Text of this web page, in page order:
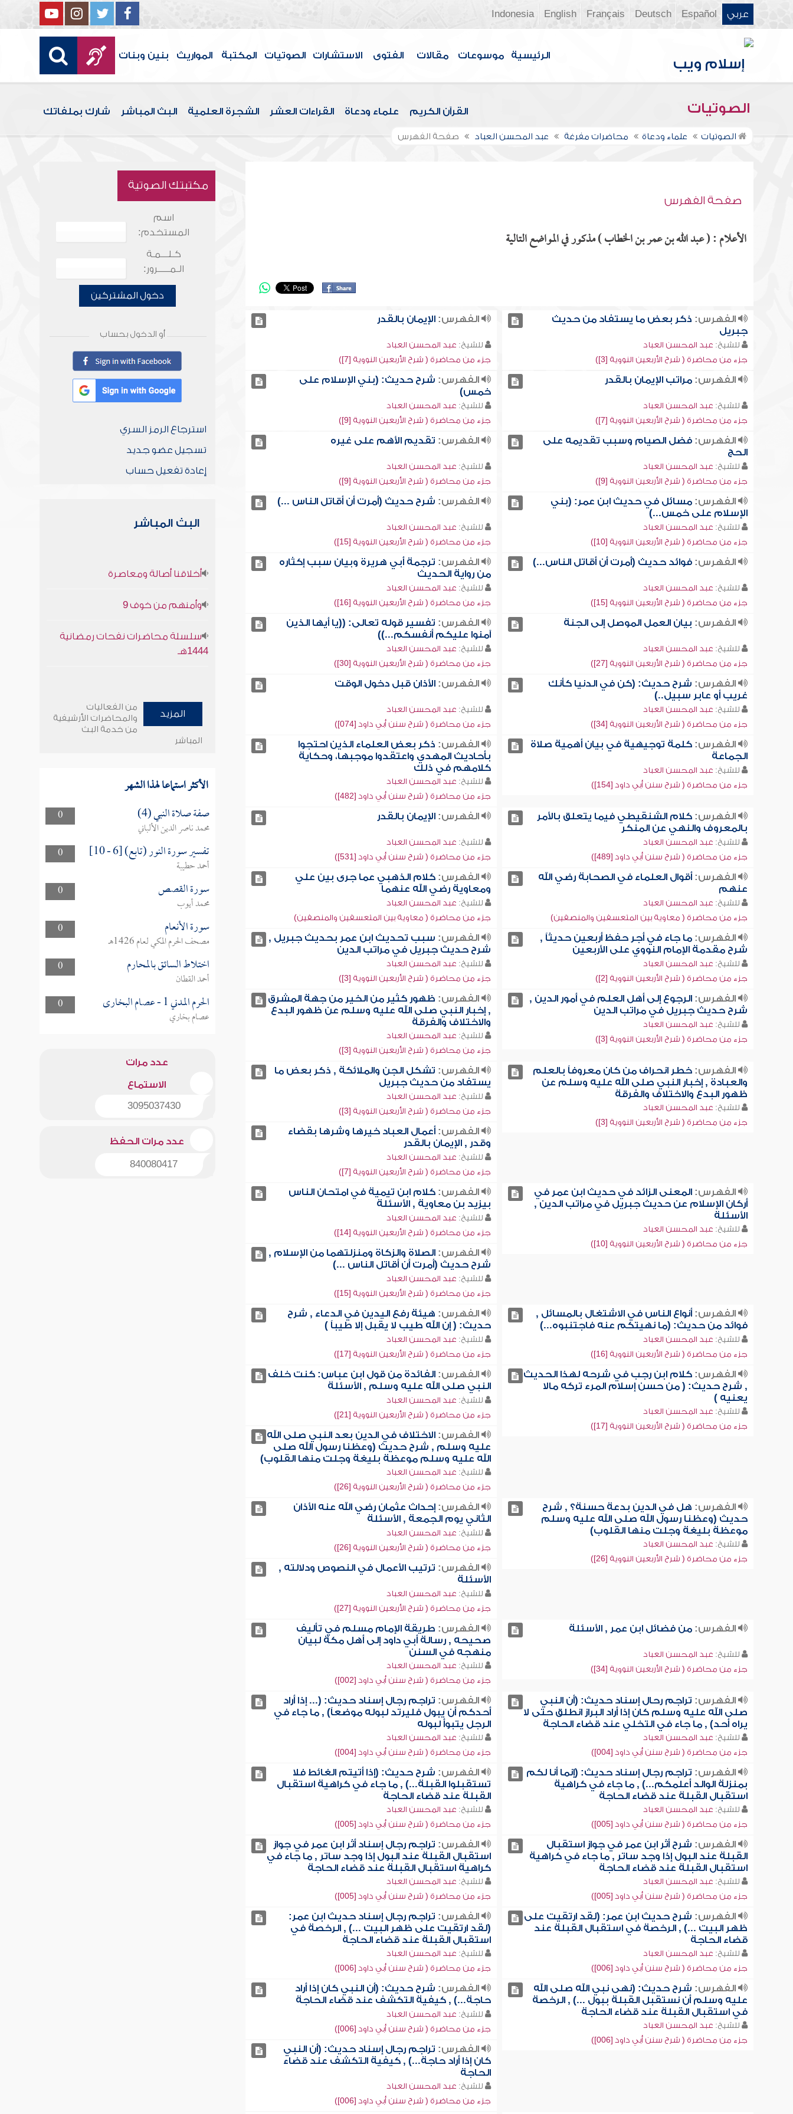
عربي Español
Deutsch
Français
English
Indonesia
الرئيسية موسوعات مقالات الفتوى الاستشارات الصوتيات المكتبة المواريث بنين وبنات
الصوتيات القرآن الكريم علماء ودعاة القراءات العشر الشجرة العلمية البث المباشر شارك بملفاتك
الصوتيات علماء ودعاة محاضرات مفرغة عبد المحسن العباد صفحة الفهرس
صفحة الفهرس
الأعلام : ( عبد الله بن عمر بن الخطاب ) مذكور في المواضع التالية
الفهرس: ذكر بعض ما يستفاد من حديث
جبريل
للشيخ: عبد المحسن العباد
جزء من محاضرة ( شرح الأربعين النووية [3])
الفهرس: الإيمان بالقدر
للشيخ: عبد المحسن العباد
جزء من محاضرة ( شرح الأربعين النووية [7])
الفهرس:مراتب الإيمان بالقدر
للشيخ: عبد المحسن العباد
جزء من محاضرة ( شرح الأربعين النووية [7])
الفهرس: شرح حديث: (بني الإسلام على
خمس)
للشيخ: عبد المحسن العباد
جزء من محاضرة ( شرح الأربعين النووية [9])
الفهرس:فضل الصيام وسبب تقديمه على
الحج
للشيخ: عبد المحسن العباد
جزء من محاضرة ( شرح الأربعين النووية [9])
الفهرس: تقديم الأهم على غيره
للشيخ: عبد المحسن العباد
جزء من محاضرة ( شرح الأربعين النووية [9])
الفهرس:مسائل في حديث ابن عمر: (بني
الإسلام على خمس...)
للشيخ: عبد المحسن العباد
جزء من محاضرة ( شرح الأربعين النووية [10])
الفهرس: شرح حديث (أمرت أن أقاتل الناس ...)
للشيخ: عبد المحسن العباد
جزء من محاضرة ( شرح الأربعين النووية [15])
الفهرس:فوائد حديث (أمرت أن أقاتل الناس...)
للشيخ: عبد المحسن العباد
جزء من محاضرة ( شرح الأربعين النووية [15])
الفهرس: ترجمة أبي هريرة وبيان سبب إكثاره
من رواية الحديث
للشيخ: عبد المحسن العباد
جزء من محاضرة ( شرح الأربعين النووية [16])
الفهرس: بيان العمل الموصل إلى الجنة
للشيخ: عبد المحسن العباد
جزء من محاضرة ( شرح الأربعين النووية [27])
الفهرس: تفسير قوله تعالى: ((يا أيها الذين
آمنوا عليكم أنفسكم...))
للشيخ: عبد المحسن العباد
جزء من محاضرة ( شرح الأربعين النووية [30])
الفهرس: شرح حديث: (كن في الدنيا كأنك
غريب أو عابر سبيل..)
للشيخ: عبد المحسن العباد
جزء من محاضرة ( شرح الأربعين النووية [34])
الفهرس: الأذان قبل دخول الوقت
للشيخ: عبد المحسن العباد
جزء من محاضرة ( شرح سنن أبي داود [074])
الفهرس:كلمة توجيهية في بيان أهمية صلاة
الجماعة
للشيخ: عبد المحسن العباد
جزء من محاضرة ( شرح سنن أبي داود [154])
الفهرس: ذكر بعض العلماء الذين احتجوا
بأحاديث المهدي واعتقدوا موجبها، وحكاية
كلامهم في ذلك
للشيخ: عبد المحسن العباد
جزء من محاضرة ( شرح سنن أبي داود [482])
الفهرس:كلام الشنقيطي فيما يتعلق بالأمر
بالمعروف والنهي عن المنكر
للشيخ: عبد المحسن العباد
جزء من محاضرة ( شرح سنن أبي داود [489])
الفهرس: الإيمان بالقدر
للشيخ: عبد المحسن العباد
جزء من محاضرة ( شرح سنن أبي داود [531])
الفهرس:أقوال العلماء في الصحابة رضي الله
عنهم
للشيخ: عبد المحسن العباد
جزء من محاضرة ( معاوية بين المتعسفين والمنصفين)
الفهرس: كلام الذهبي عما جرى بين علي
ومعاوية رضي الله عنهما
للشيخ: عبد المحسن العباد
جزء من محاضرة ( معاوية بين المتعسفين والمنصفين)
الفهرس:ما جاء في أجر حفظ أربعين حديثاً ,
شرح مقدمة الإمام النووي على الأربعين
للشيخ: عبد المحسن العباد
جزء من محاضرة ( شرح الأربعين النووية [2])
الفهرس: سبب تحديث ابن عمر بحديث جبريل ,
شرح حديث جبريل في مراتب الدين
للشيخ: عبد المحسن العباد
جزء من محاضرة ( شرح الأربعين النووية [3])
الفهرس:الرجوع إلى أهل العلم في أمور الدين ,
شرح حديث جبريل في مراتب الدين
للشيخ: عبد المحسن العباد
جزء من محاضرة ( شرح الأربعين النووية [3])
الفهرس: ظهور كثير من الخير من جهة المشرق
, إخبار النبي صلى الله عليه وسلم عن ظهور البدع
والاختلاف والفرقة
للشيخ: عبد المحسن العباد
جزء من محاضرة ( شرح الأربعين النووية [3])
الفهرس:خطر انحراف من كان معروفاً بالعلم
والعبادة , إخبار النبي صلى الله عليه وسلم عن
ظهور البدع والاختلاف والفرقة
للشيخ: عبد المحسن العباد
جزء من محاضرة ( شرح الأربعين النووية [3])
الفهرس: تشكل الجن والملائكة , ذكر بعض ما
يستفاد من حديث جبريل
للشيخ: عبد المحسن العباد
جزء من محاضرة ( شرح الأربعين النووية [3])
الفهرس: أعمال العباد خيرها وشرها بقضاء
وقدر , الإيمان بالقدر
للشيخ: عبد المحسن العباد
جزء من محاضرة ( شرح الأربعين النووية [7])
الفهرس:المعنى الزائد في حديث ابن عمر في
أركان الإسلام عن حديث جبريل في مراتب الدين ,
الأسئلة
للشيخ: عبد المحسن العباد
جزء من محاضرة ( شرح الأربعين النووية [10])
الفهرس: كلام ابن تيمية في امتحان الناس
بيزيد بن معاوية , الأسئلة
للشيخ: عبد المحسن العباد
جزء من محاضرة ( شرح الأربعين النووية [14])
الفهرس: الصلاة والزكاة ومنزلتهما من الإسلام ,
شرح حديث (أمرت أن أقاتل الناس ...)
للشيخ: عبد المحسن العباد
جزء من محاضرة ( شرح الأربعين النووية [15])
الفهرس:أنواع الناس في الاشتغال بالمسائل ,
فوائد من حديث: (ما نهيتكم عنه فاجتنبوه...)
للشيخ: عبد المحسن العباد
جزء من محاضرة ( شرح الأربعين النووية [16])
الفهرس: هيئة رفع اليدين في الدعاء , شرح
حديث: ( إن الله طيب لا يقبل إلا طيباً )
للشيخ: عبد المحسن العباد
جزء من محاضرة ( شرح الأربعين النووية [17])
الفهرس:كلام ابن رجب في شرحه لهذا الحديث
, شرح حديث: ( من حسن إسلام المرء تركه مالا
يعنيه )
للشيخ: عبد المحسن العباد
جزء من محاضرة ( شرح الأربعين النووية [17])
الفهرس: الفائدة من قول ابن عباس: كنت خلف
النبي صلى الله عليه وسلم , الأسئلة
للشيخ: عبد المحسن العباد
جزء من محاضرة ( شرح الأربعين النووية [21])
الفهرس: الاختلاف في الدين بعد النبي صلى الله
عليه وسلم , شرح حديث (وعظنا رسول الله صلى
الله عليه وسلم موعظة بليغة وجلت منها القلوب)
للشيخ: عبد المحسن العباد
جزء من محاضرة ( شرح الأربعين النووية [26])
الفهرس: هل في الدين بدعة حسنة؟ , شرح
حديث (وعظنا رسول الله صلى الله عليه وسلم
موعظة بليغة وجلت منها القلوب)
للشيخ: عبد المحسن العباد
جزء من محاضرة ( شرح الأربعين النووية [26])
الفهرس: إحداث عثمان رضي الله عنه الأذان
الثاني يوم الجمعة , الأسئلة
للشيخ: عبد المحسن العباد
جزء من محاضرة ( شرح الأربعين النووية [26])
الفهرس: ترتيب الأعمال في النصوص ودلالته ,
الأسئلة
للشيخ: عبد المحسن العباد
جزء من محاضرة ( شرح الأربعين النووية [27])
الفهرس:من فضائل ابن عمر , الأسئلة
للشيخ: عبد المحسن العباد
جزء من محاضرة ( شرح الأربعين النووية [34])
الفهرس: طريقة الإمام مسلم في تأليف
صحيحه , رسالة أبي داود إلى أهل مكة لبيان
منهجه في السنن
للشيخ: عبد المحسن العباد
جزء من محاضرة ( شرح سنن أبي داود [002])
الفهرس: تراجم رحال إسناد حديث: (أن النبي
صلى الله عليه وسلم كان إذا أراد البراز انطلق حتى لا
يراه أحد) , ما جاء في التخلي عند قضاء الحاجة
للشيخ: عبد المحسن العباد
جزء من محاضرة ( شرح سنن أبي داود [004])
الفهرس: تراجم رجال إسناد حديث: (... إذا أراد
أحدكم أن يبول فليرتد لبوله موضعاً) , ما جاء في
الرجل يتبوأ لبوله
للشيخ: عبد المحسن العباد
جزء من محاضرة ( شرح سنن أبي داود [004])
الفهرس: تراجم رجال إسناد حديث: (إنما أنا لكم
بمنزلة الوالد أعلمكم...) , ما جاء في كراهية
استقبال القبلة عند قضاء الحاجة
للشيخ: عبد المحسن العباد
جزء من محاضرة ( شرح سنن أبي داود [005])
الفهرس: شرح حديث: (إذا أتيتم الغائط فلا
تستقبلوا القبلة...) , ما جاء في كراهية استقبال
القبلة عند قضاء الحاجة
للشيخ: عبد المحسن العباد
جزء من محاضرة ( شرح سنن أبي داود [005])
الفهرس: شرح أثر ابن عمر في جواز استقبال
القبلة عند البول إذا وجد ساتر , ما جاء في كراهية
استقبال القبلة عند قضاء الحاجة
للشيخ: عبد المحسن العباد
جزء من محاضرة ( شرح سنن أبي داود [005])
الفهرس: تراجم رجال إسناد أثر ابن عمر في جواز
استقبال القبلة عند البول إذا وجد ساتر , ما جاء في
كراهية استقبال القبلة عند قضاء الحاجة
للشيخ: عبد المحسن العباد
جزء من محاضرة ( شرح سنن أبي داود [005])
الفهرس: شرح حديث ابن عمر: (لقد ارتقيت على
ظهر البيت ...) , الرخصة في استقبال القبلة عند
قضاء الحاجة
للشيخ: عبد المحسن العباد
جزء من محاضرة ( شرح سنن أبي داود [006])
الفهرس: تراجم رجال إسناد حديث ابن عمر:
(لقد ارتقيت على ظهر البيت ...) , الرخصة في
استقبال القبلة عند قضاء الحاجة
للشيخ: عبد المحسن العباد
جزء من محاضرة ( شرح سنن أبي داود [006])
الفهرس: شرح حديث: (نهى نبي الله صلى الله
عليه وسلم أن نستقبل القبلة ببول ...) , الرخصة
في استقبال القبلة عند قضاء الحاجة
للشيخ: عبد المحسن العباد
جزء من محاضرة ( شرح سنن أبي داود [006])
الفهرس: شرح حديث: (أن النبي كان إذا أراد
حاجة...) , كيفية التكشف عند قضاء الحاجة
للشيخ: عبد المحسن العباد
جزء من محاضرة ( شرح سنن أبي داود [006])
الفهرس: تراجم رجال إسناد حديث: (أن النبي
كان إذا أراد حاجة...) , كيفية التكشف عند قضاء
الحاجة
للشيخ: عبد المحسن العباد
جزء من محاضرة ( شرح سنن أبي داود [006])
مكتبتك الصوتية
اسم
المستخدم:
كـلـــمـة
الـمـــــرور:
دخول المشتركين
أو الدخول بحساب
استرجاع الرمز السري
تسجيل عضو جديد
إعادة تفعيل حساب
البث المباشر
أخلاقنا أصالة ومعاصرة
وأمنهم من خوف 9
سلسلة محاضرات نفحات رمضانية
1444هـ
المزيد
من الفعاليات
والمحاضرات الأرشيفية
من خدمة البث
المباشر
الأكثر استماعا لهذا الشهر
0 صفة صلاة النبي (4)
محمد ناصر الدين الألباني
0
تفسير سورة النور (تابع) [6 - 10]
أحمد حطيبة
0
سورة القصص
محمد أيوب
0
سورة الأنعام
مصحف الحرم المكي لعام 1426هـ
0
اختلاط السائق بالمحارم
أحمد القطان
0
الحرم المدني 1 - عصام البخارى
عصام بخاري
عدد مرات
الاستماع
3095037430
عدد مرات الحفظ
840080417